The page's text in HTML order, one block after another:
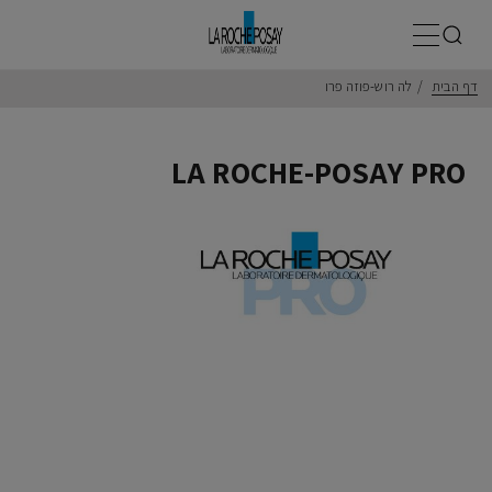
תפריט ראשי
דף הבית לה רוש-פוזה פרו
LA ROCHE-POSAY PRO